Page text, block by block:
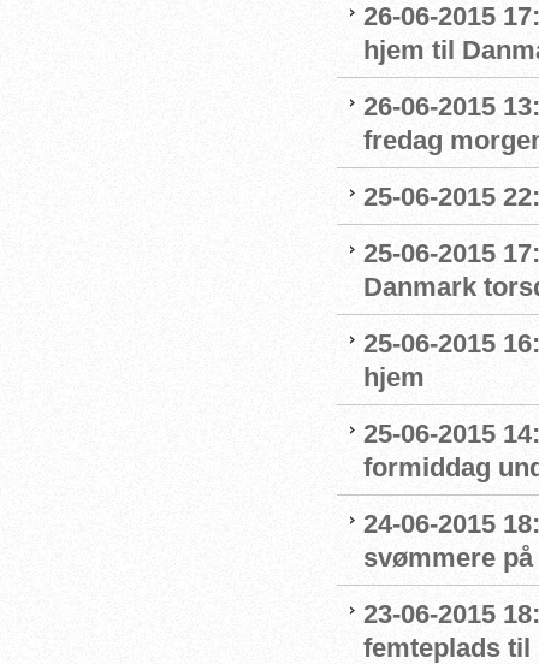
26-06-2015
hjem til
26-06-2015
fredag
25-06-2015
25-06-2015
Danmark
25-06-2015
hjem
25-06-2015
formiddag
24-06-2015
svømmere
23-06-2015
femteplads til